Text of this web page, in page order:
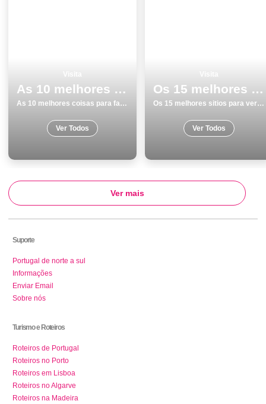
As 10 melhores coisas para fazer e visitar em Lagoa
As 10 melhores coisas para fazer e visitar em Lagoa
Ver Todos
Os 15 melhores sitios para ver e visitar em Monumentos Viseu
Os 15 melhores sitios para ver e visitar em Monumentos Viseu
Ver Todos
Ver mais
Suporte
Portugal de norte a sul
Informações
Enviar Email
Sobre nós
Turismo e Roteiros
Roteiros de Portugal
Roteiros no Porto
Roteiros em Lisboa
Roteiros no Algarve
Roteiros na Madeira